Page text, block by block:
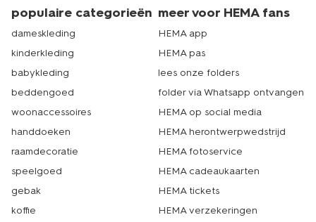
populaire categorieën
dameskleding
kinderkleding
babykleding
beddengoed
woonaccessoires
handdoeken
raamdecoratie
speelgoed
gebak
koffie
meer voor HEMA fans
HEMA app
HEMA pas
lees onze folders
folder via Whatsapp ontvangen
HEMA op social media
HEMA herontwerpwedstrijd
HEMA fotoservice
HEMA cadeaukaarten
HEMA tickets
HEMA verzekeringen